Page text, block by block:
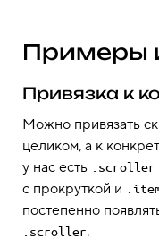
Примеры
Привязка к
Можно привязать
целиком, а к
у нас есть
.scroller
с прокруткой и
постепенно
.scroller.